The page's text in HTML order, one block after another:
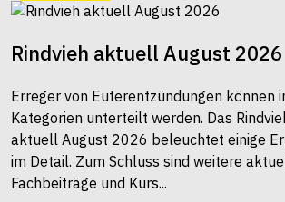
Rindvieh aktuell August 2026
Erreger von Euterentzündungen können
Kategorien unterteilt werden. Das
aktuell August 2026 beleuchtet einige
im Detail. Zum Schluss sind weitere
Fachbeiträge und Kurs...